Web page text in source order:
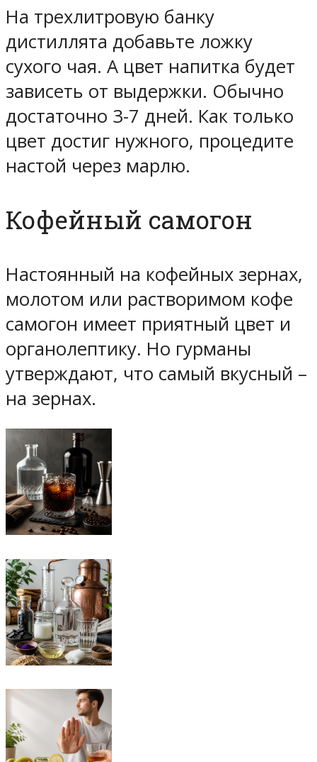
На трехлитровую банку
дистиллята добавьте ложку
сухого чая. А цвет напитка будет
зависеть от выдержки. Обычно
достаточно 3-7 дней. Как только
цвет достиг нужного, процедите
настой через марлю.
Кофейный самогон
Настоянный на кофейных зернах,
молотом или растворимом кофе
самогон имеет приятный цвет и
органолептику. Но гурманы
утверждают, что самый вкусный –
на зернах.